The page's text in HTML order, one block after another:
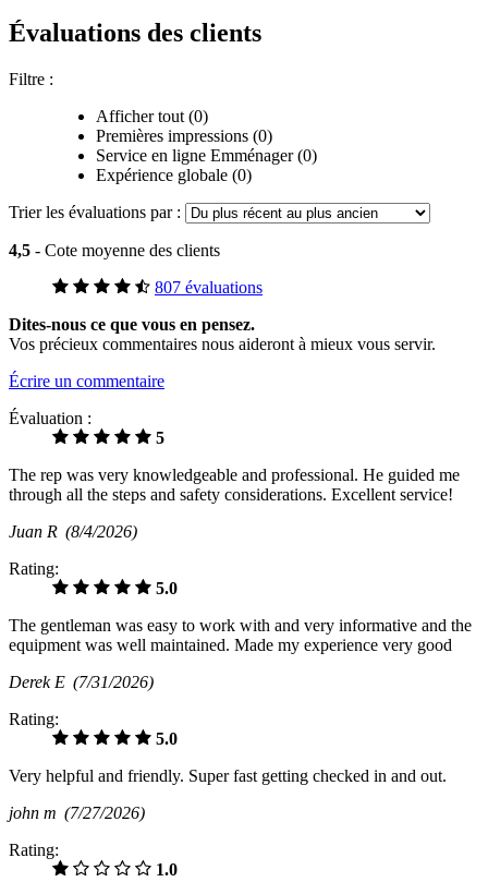
Évaluations des clients
Filtre :
Afficher tout (0)
Premières impressions (0)
Service en ligne Emménager (0)
Expérience globale (0)
Trier les évaluations par :
4,5 - Cote moyenne des clients
807 évaluations
Dites-nous ce que vous en pensez.
Vos précieux commentaires nous aideront à mieux vous servir.
Écrire un commentaire
Évaluation :
5
The rep was very knowledgeable and professional. He guided me
through all the steps and safety considerations. Excellent service!
Juan R (8/4/2026)
Rating:
5.0
The gentleman was easy to work with and very informative and the
equipment was well maintained. Made my experience very good
Derek E (7/31/2026)
Rating:
5.0
Very helpful and friendly. Super fast getting checked in and out.
john m (7/27/2026)
Rating:
1.0